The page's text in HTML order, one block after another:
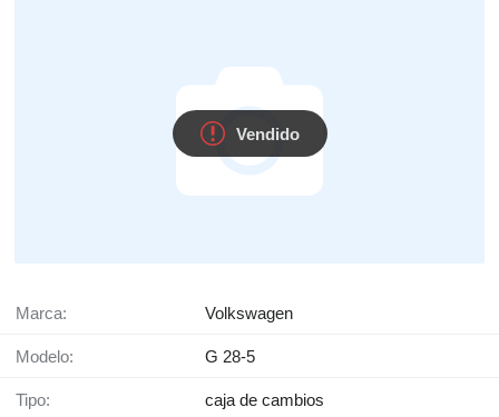
Vendido
Marca: Volkswagen
Modelo: G 28-5
Tipo: caja de cambios